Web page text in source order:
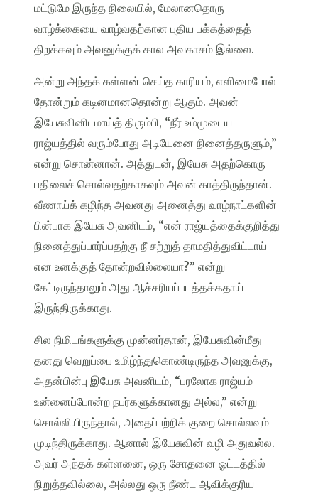
மட்டுமே இருந்த நிலையில், மேலானதொரு
வாழ்க்கையை வாழ்வதற்கான புதிய பக்கத்தைத்
திறக்கவும் அவனுக்குக் கால அவகாசம் இல்லை.
அன்று அந்தக் கள்ளன் செய்த காரியம், எளிமைபோல்
தோன்றும் கடினமானதொன்று ஆகும். அவன்
இயேசுவினிடமாய்த் திரும்பி, “நீர் உம்முடைய
ராஜ்யத்தில் வரும்போது அடியேனை நினைத்தருளும்,”
என்று சொன்னான். அத்துடன், இயேசு அதற்கொரு
பதிலைச் சொல்வதற்காகவும் அவன் காத்திருந்தான்.
வீணாய்க் கழிந்த அவனது அனைத்து வாழ்நாட்களின்
பின்பாக இயேசு அவனிடம், “என் ராஜ்யத்தைக்குறித்து
நினைத்துப்பார்ப்பதற்கு நீ சற்றுத் தாமதித்துவிட்டாய்
என உனக்குத் தோன்றவில்லையா?” என்று
கேட்டிருந்தாலும் அது ஆச்சரியப்படத்தக்கதாய்
இருந்திருக்காது.
சில நிமிடங்களுக்கு முன்னர்தான், இயேசுவின்மீது
தனது வெறுப்பை உமிழ்ந்துகொண்டிருந்த அவனுக்கு,
அதன்பின்பு இயேசு அவனிடம், “பரலோக ராஜ்யம்
உன்னைப்போன்ற நபர்களுக்கானது அல்ல,” என்று
சொல்லியிருந்தால், அதைப்பற்றிக் குறை சொல்லவும்
முடிந்திருக்காது. ஆனால் இயேசுவின் வழி அதுவல்ல.
அவர் அந்தக் கள்ளனை, ஒரு சோதனை ஓட்டத்தில்
நிறுத்தவில்லை, அல்லது ஒரு நீண்ட ஆவிக்குரிய